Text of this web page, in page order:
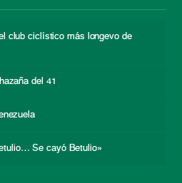
club ciclístico más longevo de
del 41
Se cayó Betulio»